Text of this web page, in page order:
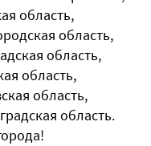
область,
область,
область,
область,
область,
область.